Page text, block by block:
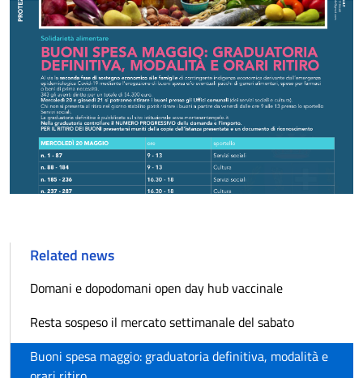
Related news
Domani e dopodomani open day hub vaccinale
Resta sospeso il mercato settimanale del sabato
Buoni spesa maggio: graduatoria definitiva, modalità e